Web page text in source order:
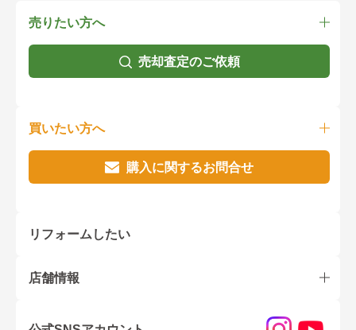
売りたい方へ
売却査定のご依頼
買いたい方へ
購入に関するお問合せ
リフォームしたい
店舗情報